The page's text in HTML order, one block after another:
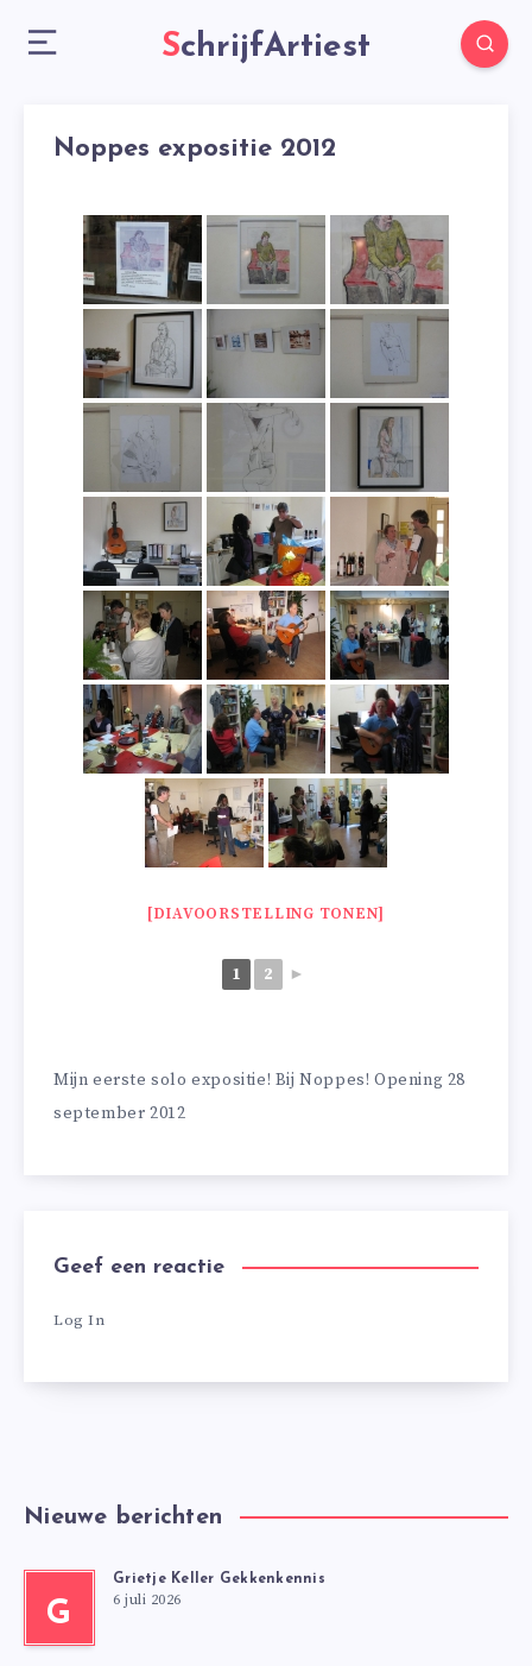
SchrijfArtiest
Noppes expositie 2012
[DIAVOORSTELLING TONEN]
1 2 ►
Mijn eerste solo expositie! Bij Noppes! Opening 28
september 2012
Geef een reactie
Log In
Nieuwe berichten
G
Grietje Keller Gekkenkennis
6 juli 2026